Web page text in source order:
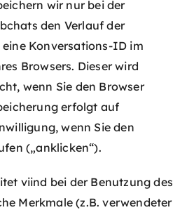
wir nur bei der
den Verlauf der
Konversations-ID im
Browsers. Dieser wird
wenn Sie den Browser
erfolgt auf
wenn Sie den
(„anklicken“).
viind bei der Benutzung des
Merkmale (z.B. verwendeter